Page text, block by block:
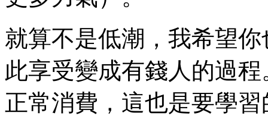
就算不是低潮，我希望
此享受變成有錢人的過
正常消費，這也是要學習